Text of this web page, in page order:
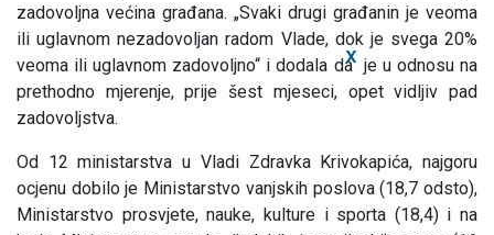
X
zadovoljna većina građana. „Svaki drugi građanin je veoma
ili uglavnom nezadovoljan radom Vlade, dok je svega 20%
veoma ili uglavnom zadovoljno“ i dodala da je u odnosu na
prethodno mjerenje, prije šest mjeseci, opet vidljiv pad
zadovoljstva.
Od 12 ministarstva u Vladi Zdravka Krivokapića, najgoru
ocjenu dobilo je Ministarstvo vanjskih poslova (18,7 odsto),
Ministarstvo prosvjete, nauke, kulture i sporta (18,4) i na